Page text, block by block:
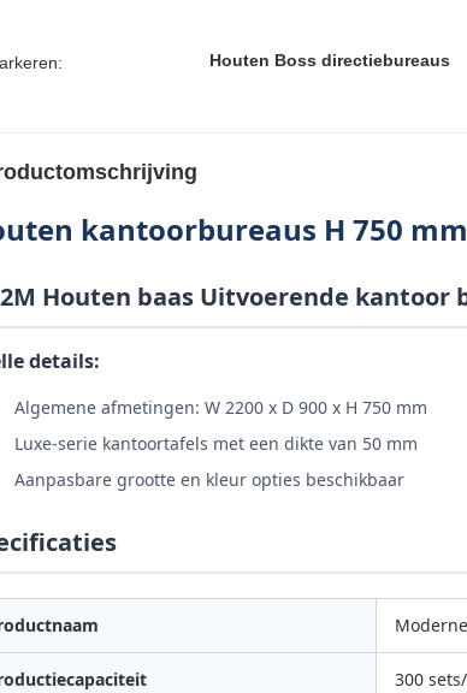
Houten Boss directiebureaus
kantoorbureaus H 750
Houten baas Uitvoerende
details:
Algemene afmetingen: W 2200 x D 900 x H 750 mm
Luxe-serie kantoortafels met een dikte van 50 mm
Aanpasbare grootte en kleur opties beschikbaar
300